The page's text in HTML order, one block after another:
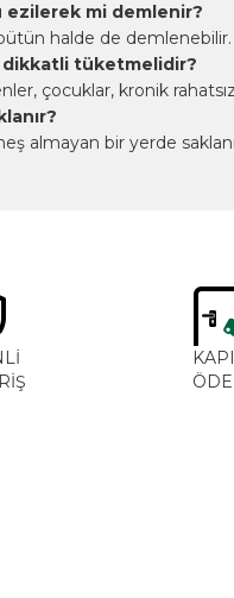
mi demlenir?
halde de
dikkatli tüketmelidir?
çocuklar, kronik
almayan bir yerde